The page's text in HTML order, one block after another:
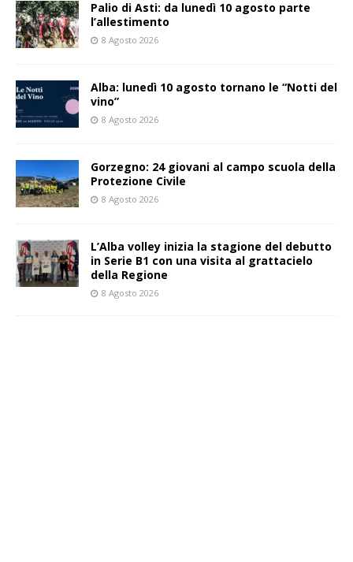
Palio di Asti: da lunedì 10 agosto parte
l’allestimento
8 Agosto 2026
Alba: lunedì 10 agosto tornano le “Notti del
vino”
8 Agosto 2026
Gorzegno: 24 giovani al campo scuola della
Protezione Civile
8 Agosto 2026
L’Alba volley inizia la stagione del debutto
in Serie B1 con una visita al grattacielo
della Regione
8 Agosto 2026